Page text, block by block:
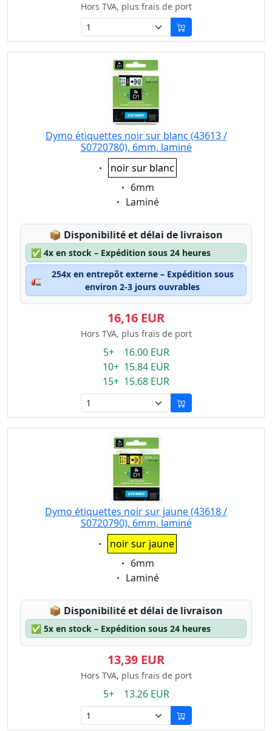
Hors TVA, plus frais de port
Dymo étiquettes noir sur blanc (43613 /
S0720780), 6mm, laminé
Eigenschaft:
noir sur blanc
Eigenschaft:
6mm
Eigenschaft:
Laminé
📦 Lagerstatus:
Disponibilité et délai de livraison
✅ 4x en stock – Expédition sous 24 heures
🚛
254x en entrepôt externe – Expédition sous
environ 2-3 jours ouvrables
16,16 EUR
Hors TVA, plus frais de port
5+ 16.00 EUR
10+ 15.84 EUR
15+ 15.68 EUR
Dymo étiquettes noir sur jaune (43618 /
S0720790), 6mm, laminé
Eigenschaft:
noir sur jaune
Eigenschaft:
6mm
Eigenschaft:
Laminé
📦 Lagerstatus:
Disponibilité et délai de livraison
✅ 5x en stock – Expédition sous 24 heures
13,39 EUR
Hors TVA, plus frais de port
5+ 13.26 EUR